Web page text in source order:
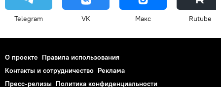
Telegram VK Макс Rutube
О проекте Правила использования
Контакты и сотрудничество Реклама
Пресс-релизы Политика конфиденциальности